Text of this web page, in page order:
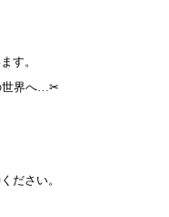
す。
世界へ…✂︎
ださい。